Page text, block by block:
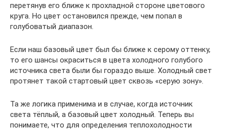
перетянув его ближе к прохладной стороне цветового
круга. Но цвет остановился прежде, чем попал в
голубоватый диапазон.
Если наш базовый цвет был бы ближе к серому оттенку,
то его шансы окраситься в цвета холодного голубого
источника света были бы гораздо выше. Холодный свет
протянет такой стартовый цвет сквозь «серую зону».
Та же логика применима и в случае, когда источник
света тёплый, а базовый цвет холодный. Теперь вы
понимаете, что для определения теплохолодности